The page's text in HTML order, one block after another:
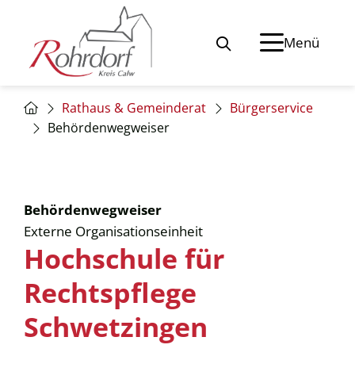
Menü
Rathaus & Gemeinderat
Bürgerservice
Behördenwegweiser
Behördenwegweiser
Externe Organisationseinheit
Hochschule für
Rechtspflege
Schwetzingen